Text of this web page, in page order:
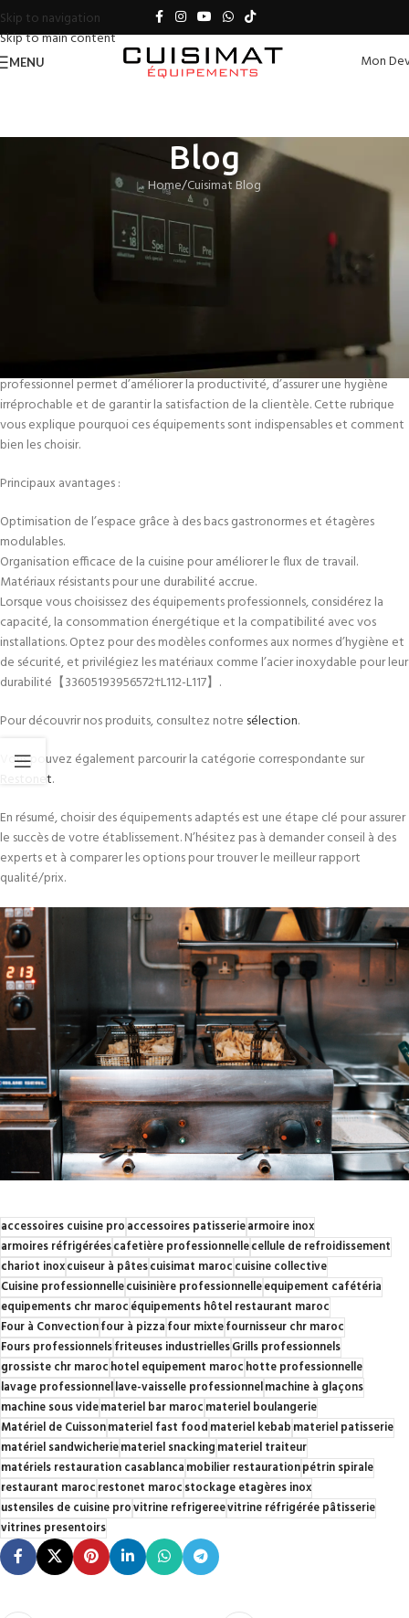
Skip to navigation
Skip to main content
MENU Mon
Blog
Home Cuisimat Blog
CUISIMAT BLOG
Bacs gastronormes et accessoires
de stockage
Dans le secteur de la restauration au Maroc, bacs gastronormes et
accessoires de stockage jouent un rôle essentiel. Investir dans du matériel
professionnel permet d’améliorer la productivité, d’assurer une hygiène
irréprochable et de garantir la satisfaction de la clientèle. Cette rubrique
vous explique pourquoi ces équipements sont indispensables et comment
bien les choisir.
Principaux avantages :
Optimisation de l’espace grâce à des bacs gastronormes et étagères
modulables.
Organisation efficace de la cuisine pour améliorer le flux de travail.
Matériaux résistants pour une durabilité accrue.
Lorsque vous choisissez des équipements professionnels, considérez la
capacité, la consommation énergétique et la compatibilité avec vos
installations. Optez pour des modèles conformes aux normes d’hygiène et
de sécurité, et privilégiez les matériaux comme l’acier inoxydable pour leur
durabilité【33605193956572†L112-L117】.
Pour découvrir nos produits, consultez notre sélection.
Vous pouvez également parcourir la catégorie correspondante sur
Restonet.
En résumé, choisir des équipements adaptés est une étape clé pour assurer
le succès de votre établissement. N’hésitez pas à demander conseil à des
experts et à comparer les options pour trouver le meilleur rapport
qualité/prix.
accessoires cuisine proaccessoires patisseriearmoire inox
armoires réfrigéréescafetière professionnellecellule de refroidissement
chariot inoxcuiseur à pâtescuisimat maroccuisine collective
Cuisine professionnellecuisinière professionnelleequipement cafétéria
equipements chr marocéquipements hôtel restaurant maroc
Four à Convectionfour à pizzafour mixtefournisseur chr maroc
Fours professionnelsfriteuses industriellesGrills professionnels
grossiste chr marochotel equipement marochotte professionnelle
lavage professionnellave-vaisselle professionnelmachine à glaçons
machine sous videmateriel bar marocmateriel boulangerie
Matériel de Cuissonmateriel fast foodmateriel kebabmateriel patisserie
matériel sandwicheriemateriel snackingmateriel traiteur
matériels restauration casablancamobilier restaurationpétrin spirale
restaurant marocrestonet marocstockage etagères inox
ustensiles de cuisine provitrine refrigereevitrine réfrigérée pâtisserie
vitrines presentoirs